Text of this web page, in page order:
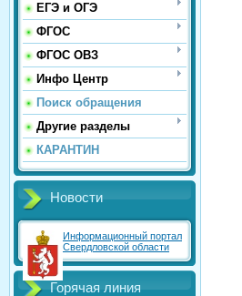
ЕГЭ и ОГЭ
ФГОС
ФГОС ОВЗ
Инфо Центр
Поиск обращения
Другие разделы
КАРАНТИН
Новости
Информационный портал
Свердловской области
Горячая линия